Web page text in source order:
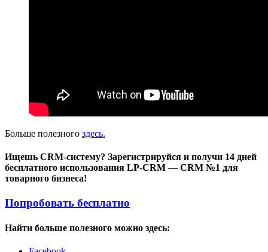
Больше полезного здесь.
Ищешь CRM-систему? Зарегистрируйся и получи 14 дней
бесплатного использования LP-CRM — CRM №1 для
товарного бизнеса!
Попробовать бесплатно
Найти больше полезного можно здесь: